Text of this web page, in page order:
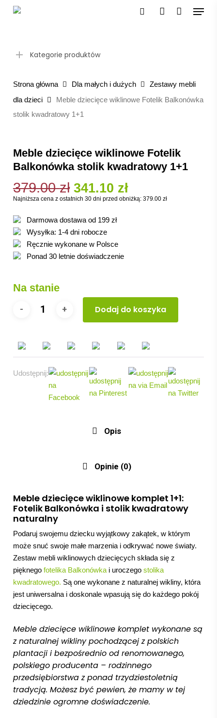
Skip
Menu
Kategorie produktów
Strona główna Dla małych i dużych
Zestawy mebli
dla dzieci
Meble dziecięce wiklinowe Fotelik Balkonówka
stolik kwadratowy 1+1
Meble dziecięce wiklinowe Fotelik
Balkonówka stolik kwadratowy 1+1
379.00zł Pierwotna
cena
wynosiła:
379.00 zł.
341.10 złAktualna
cena
Najniższa cena z ostatnich 30 dni przed obniżką: 379.00 zł
Darmowa dostawa od 199 zł
Wysyłka: 1-4 dni robocze
Ręcznie wykonane w Polsce
Ponad 30 letnie doświadczenie
Na stanie
Dodaj do koszyka
Udostępnij:
Opis
Opinie (0)
Meble dziecięce wiklinowe komplet 1+1:
Fotelik Balkonówka i stolik kwadratowy
naturalny
Podaruj swojemu dziecku wyjątkowy zakątek, w którym
może snuć swoje małe marzenia i odkrywać nowe światy.
Zestaw mebli wiklinowych dziecięcych składa się z
pięknego fotelika Balkonówkai uroczego stolika
kwadratowego. Są one wykonane z naturalnej wikliny, która
jest uniwersalna i doskonale wpasują się do każdego pokój
dziecięcego.
Meble dziecięce wiklinowe komplet wykonane są
z naturalnej wikliny pochodzącej z polskich
plantacji i bezpośrednio od renomowanego,
polskiego producenta – rodzinnego
przedsiębiorstwa z ponad trzydziestoletnią
tradycją. Możesz być pewien, że mamy w tej
dziedzinie ogromne doświadczenie.